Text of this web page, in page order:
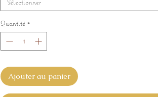
Sélectionner
Quantité *
Ajouter au panier